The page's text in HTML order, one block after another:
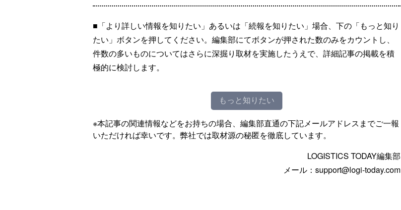
■「より詳しい情報を知りたい」あるいは「続報を知りたい」場合、下の「もっと知り
たい」ボタンを押してください。編集部にてボタンが押された数のみをカウントし、
件数の多いものについてはさらに深掘り取材を実施したうえで、詳細記事の掲載を積
極的に検討します。
もっと知りたい
※本記事の関連情報などをお持ちの場合、編集部直通の下記メールアドレスまでご一報
いただければ幸いです。弊社では取材源の秘匿を徹底しています。
LOGISTICS TODAY編集部
メール：support@logi-today.com